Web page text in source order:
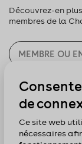
Découvrez-en
membres de la
CHERCHER
Pour nous
de
Ce site web
nécessaires